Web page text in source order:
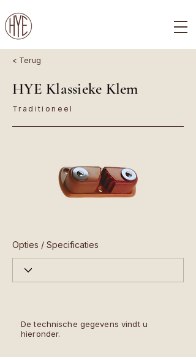
< Terug
HYE Klassieke Klem
Traditioneel
Opties / Specificaties
De technische gegevens vindt u
hieronder.